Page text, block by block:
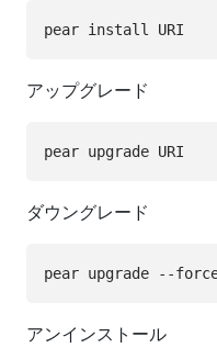
アップグレード
ダウングレード
アンインストール